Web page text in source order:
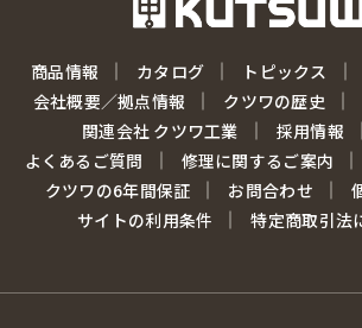
商品情報 カタログ トピックス
会社概要／拠点情報
クツワの歴史
関連会社 クツワ工業
採用情報
よくあるご質問
修理に関するご案内
クツワの6年間保証
お問合わせ
サイトの利用条件
特定商取引法